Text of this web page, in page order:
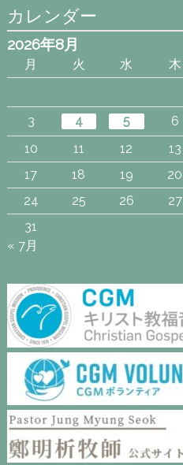
カレンダー
2026年8月
月 火 水 木
3
4 5 6
10
11 12 13
17
18 19 20
24
25 26 27
31
« 7月